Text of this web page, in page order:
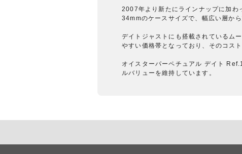
2007年より新たにラインナップに加
34mmのケースサイズで、幅広い層から
デイトジャストにも搭載されているム
やすい価格帯となっており、そのコス
オイスターパーペチュアル デイト
ルバリューを維持しています。